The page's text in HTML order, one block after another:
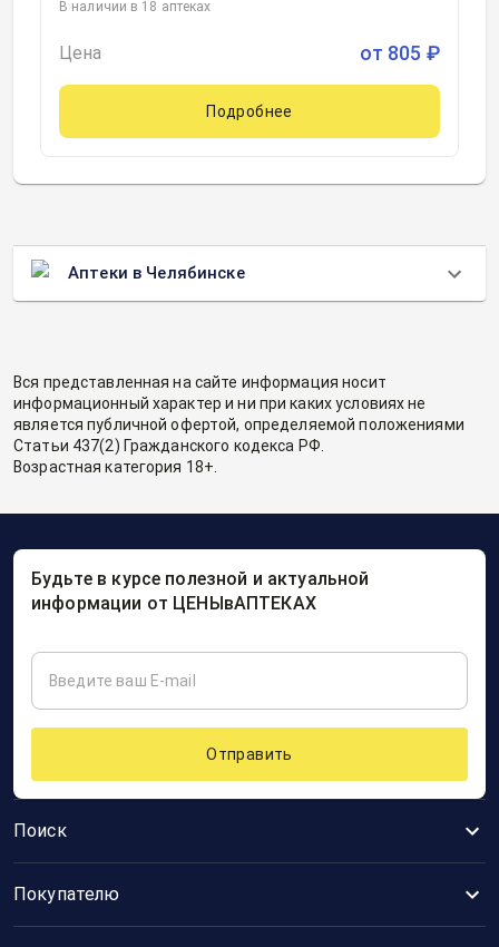
В наличии в 18 аптеках
Цена от 805 ₽
Подробнее
Аптеки в Челябинске
Вся представленная на сайте информация носит
информационный характер и ни при каких условиях не
является публичной офертой, определяемой положениями
Статьи 437(2) Гражданского кодекса РФ.
Возрастная категория 18+.
Поиск
Покупателю
Будьте в курсе полезной и актуальной
информации от ЦЕНЫвАПТЕКАХ
Отправить